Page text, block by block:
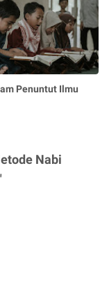
Penuntut Ilmu
Nabi